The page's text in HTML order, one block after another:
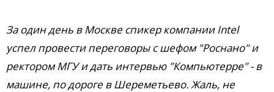
За один день в Москве спикер компании Intel
успел провести переговоры с шефом "Роснано" и
ректором МГУ и дать интервью "Компьютерре" - в
машине, по дороге в Шереметьево. Жаль, не